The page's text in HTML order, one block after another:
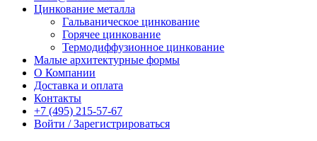
Цинкование металла
Гальваническое цинкование
Горячее цинкование
Термодиффузионное цинкование
Малые архитектурные формы
О Компании
Доставка и оплата
Контакты
+7 (495) 215-57-67
Войти / Зарегистрироваться